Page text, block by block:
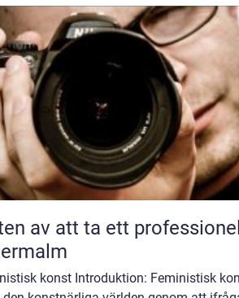
av att ta ett
konst Introduktion: Feministisk